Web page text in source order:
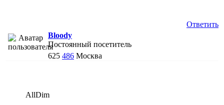
Ответить
Bloody
Постоянный посетитель
625 486 Москва
AllDim